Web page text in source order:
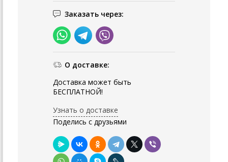
Заказать через:
О доставке:
Доставка может быть
БЕСПЛАТНОЙ!
Узнать о доставке
Поделись с друзьями